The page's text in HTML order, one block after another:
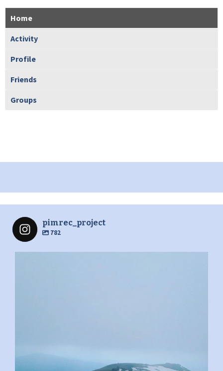
Home
Activity
Profile
Friends
Groups
pimrec_project
782